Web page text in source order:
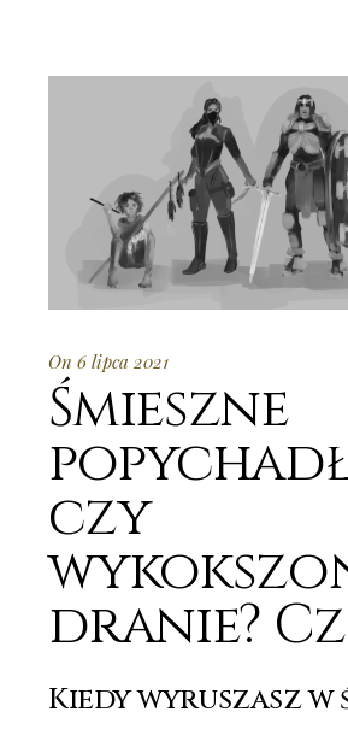
On 6 lipca 2021
Śmieszne
czy
dranie?
Kiedy wyruszasz w